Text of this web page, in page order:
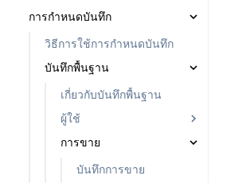
แคมเปญเชิญ
การมีส่วนร่วมของผู้ใช้ (UE,
Deeplin)
การขายข้าม
การลงทะเบียนอีเมลขยะ
ตอบกลับเฉพาะการติดต่อ
จำแนกผู้ใช้
การกำหนดบันทึก
วิธีการใช้การกำหนดบันทึก
บันทึกพื้นฐาน
เกี่ยวกับบันทึกพื้นฐาน
ผู้ใช้
บันทึกผู้ใช้
บันทึกการเข้าสู่ระบบ
การขาย
บันทึกการขาย